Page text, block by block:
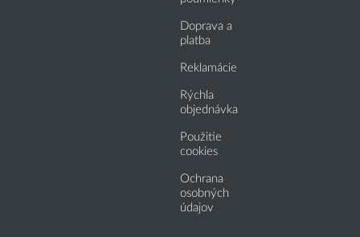
Doprava a
platba
Reklamácie
Rýchla
objednávka
Použitie
cookies
Ochrana
osobných
údajov